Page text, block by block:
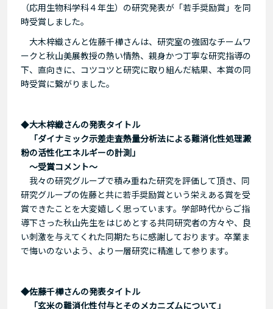
（応用生物科学科４年生）の研究発表が「若手奨励賞」を同
時受賞しました。
大木梓織さんと佐藤千樺さんは、研究室の強固なチームワ
ークと秋山美展教授の熱い情熱、親身かつ丁寧な研究指導の
下、直向きに、コツコツと研究に取り組んだ結果、本賞の同
時受賞に繋がりました。
◆大木梓織さんの発表タイトル
「ダイナミック示差走査熱量分析法による難消化性処理澱
粉の活性化エネルギーの計測」
～受賞コメント～
我々の研究グループで積み重ねた研究を評価して頂き、同
研究グループの佐藤と共に若手奨励賞という栄えある賞を受
賞できたことを大変嬉しく思っています。学部時代からご指
導下さった秋山先生をはじめとする共同研究者の方々や、良
い刺激を与えてくれた同期たちに感謝しております。卒業ま
で悔いのないよう、より一層研究に精進して参ります。
◆佐藤千樺さんの発表タイトル
「玄米の難消化性付与とそのメカニズムについて」